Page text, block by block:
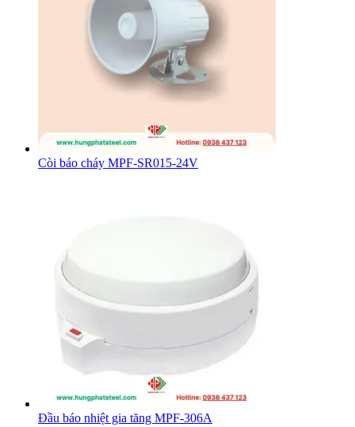
Còi báo cháy MPF-SR015-24V
Đầu báo nhiệt gia tăng MPF-306A